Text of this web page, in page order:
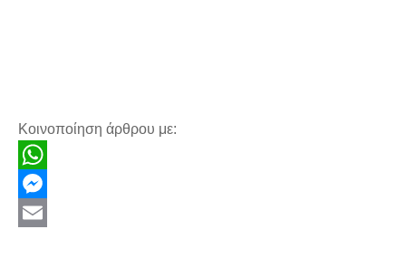
Κοινοποίηση άρθρου με:
WhatsApp
Messenger